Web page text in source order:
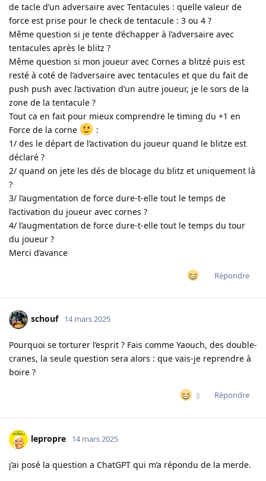
de tacle d’un adversaire avec Tentacules : quelle valeur de
force est prise pour le check de tentacule : 3 ou 4 ?
Même question si je tente d’échapper à l’adversaire avec
tentacules après le blitz ?
Même question si mon joueur avec Cornes a blitzé puis est
resté à coté de l’adversaire avec tentacules et que du fait de
push push avec l’activation d’un autre joueur, je le sors de la
zone de la tentacule ?
Tout ca en fait pour mieux comprendre le timing du +1 en
Force de la corne
:
1/ des le départ de l’activation du joueur quand le blitze est
déclaré ?
2/ quand on jete les dés de blocage du blitz et uniquement là
?
3/ l’augmentation de force dure-t-elle tout le temps de
l’activation du joueur avec cornes ?
4/ l’augmentation de force dure-t-elle tout le temps du tour
du joueur ?
Merci d’avance
Répondre
schouf 14 mars 2025
Pourquoi se torturer l’esprit ? Fais comme Yaouch, des double-
cranes, la seule question sera alors : que vais-je reprendre à
boire ?
3 Répondre
lepropre 14 mars 2025
j’ai posé la question a ChatGPT qui m’a répondu de la merde.